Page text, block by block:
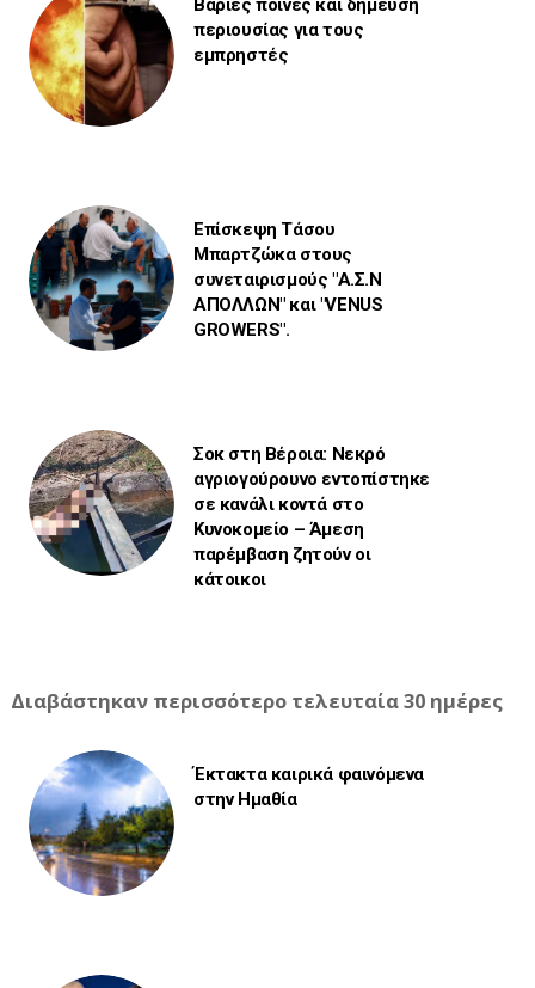
Βαριές ποινές και δήμευση
περιουσίας για τους
εμπρηστές
Επίσκεψη Τάσου
Μπαρτζώκα στους
συνεταιρισμούς "Α.Σ.Ν
ΑΠΟΛΛΩΝ" και "VENUS
GROWERS".
Σοκ στη Βέροια: Νεκρό
αγριογούρουνο εντοπίστηκε
σε κανάλι κοντά στο
Κυνοκομείο – Άμεση
παρέμβαση ζητούν οι
κάτοικοι
Διαβάστηκαν περισσότερο τελευταία 30 ημέρες
Έκτακτα καιρικά φαινόμενα
στην Ημαθία